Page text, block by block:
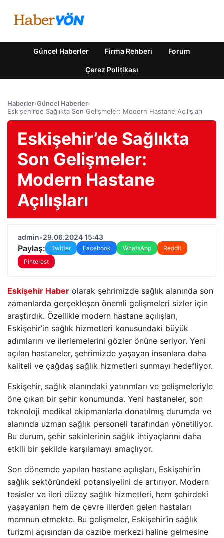
Güncel Haberler Firma Rehberi Forum
Çerez Politikası
Haberler›Güncel Haberler›
Eskişehir’de Sağlıkta Son Gelişmeler: Modern Hastane Açılışları
Eskişehir’de Sağlıkta
Son Gelişmeler:
Modern Hastane
Açılışları
admin•29.06.2024 15:43
Paylaş: Twitter Facebook WhatsApp
Reddit
Pinterest
Eskişehir Haber olarak şehrimizde sağlık alanında son
zamanlarda gerçekleşen önemli gelişmeleri sizler için
araştırdık. Özellikle modern hastane açılışları,
Eskişehir’in sağlık hizmetleri konusundaki büyük
adımlarını ve ilerlemelerini gözler önüne seriyor. Yeni
açılan hastaneler, şehrimizde yaşayan insanlara daha
kaliteli ve çağdaş sağlık hizmetleri sunmayı hedefliyor.
Eskişehir, sağlık alanındaki yatırımları ve gelişmeleriyle
öne çıkan bir şehir konumunda. Yeni hastaneler, son
teknoloji medikal ekipmanlarla donatılmış durumda ve
alanında uzman sağlık personeli tarafından yönetiliyor.
Bu durum, şehir sakinlerinin sağlık ihtiyaçlarını daha
etkili bir şekilde karşılamayı amaçlıyor.
Son dönemde yapılan hastane açılışları, Eskişehir’in
sağlık sektöründeki potansiyelini de artırıyor. Modern
tesisler ve ileri düzey sağlık hizmetleri, hem şehirdeki
yaşayanları hem de çevre illerden gelen hastaları
memnun etmekte. Bu gelişmeler, Eskişehir’in sağlık
turizmi açısından da cazibe merkezi haline gelmesine